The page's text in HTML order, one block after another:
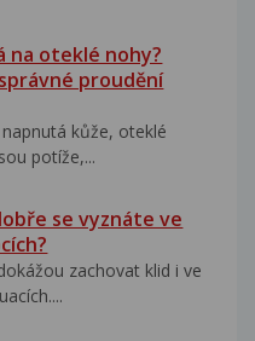
na oteklé nohy?
proudění
kůže, oteklé
potíže,...
se vyznáte ve
zachovat klid i ve